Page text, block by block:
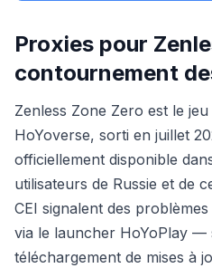
Proxies pour
contournement
Zenless Zone Zero est le
HoYoverse, sorti en juillet
officiellement disponible
utilisateurs de Russie et de
CEI signalent des
via le launcher HoYoPlay —
téléchargement de mises à